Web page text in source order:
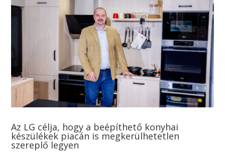
Az LG célja, hogy a beépíthető konyhai
készülékek piacán is megkerülhetetlen
szereplő legyen